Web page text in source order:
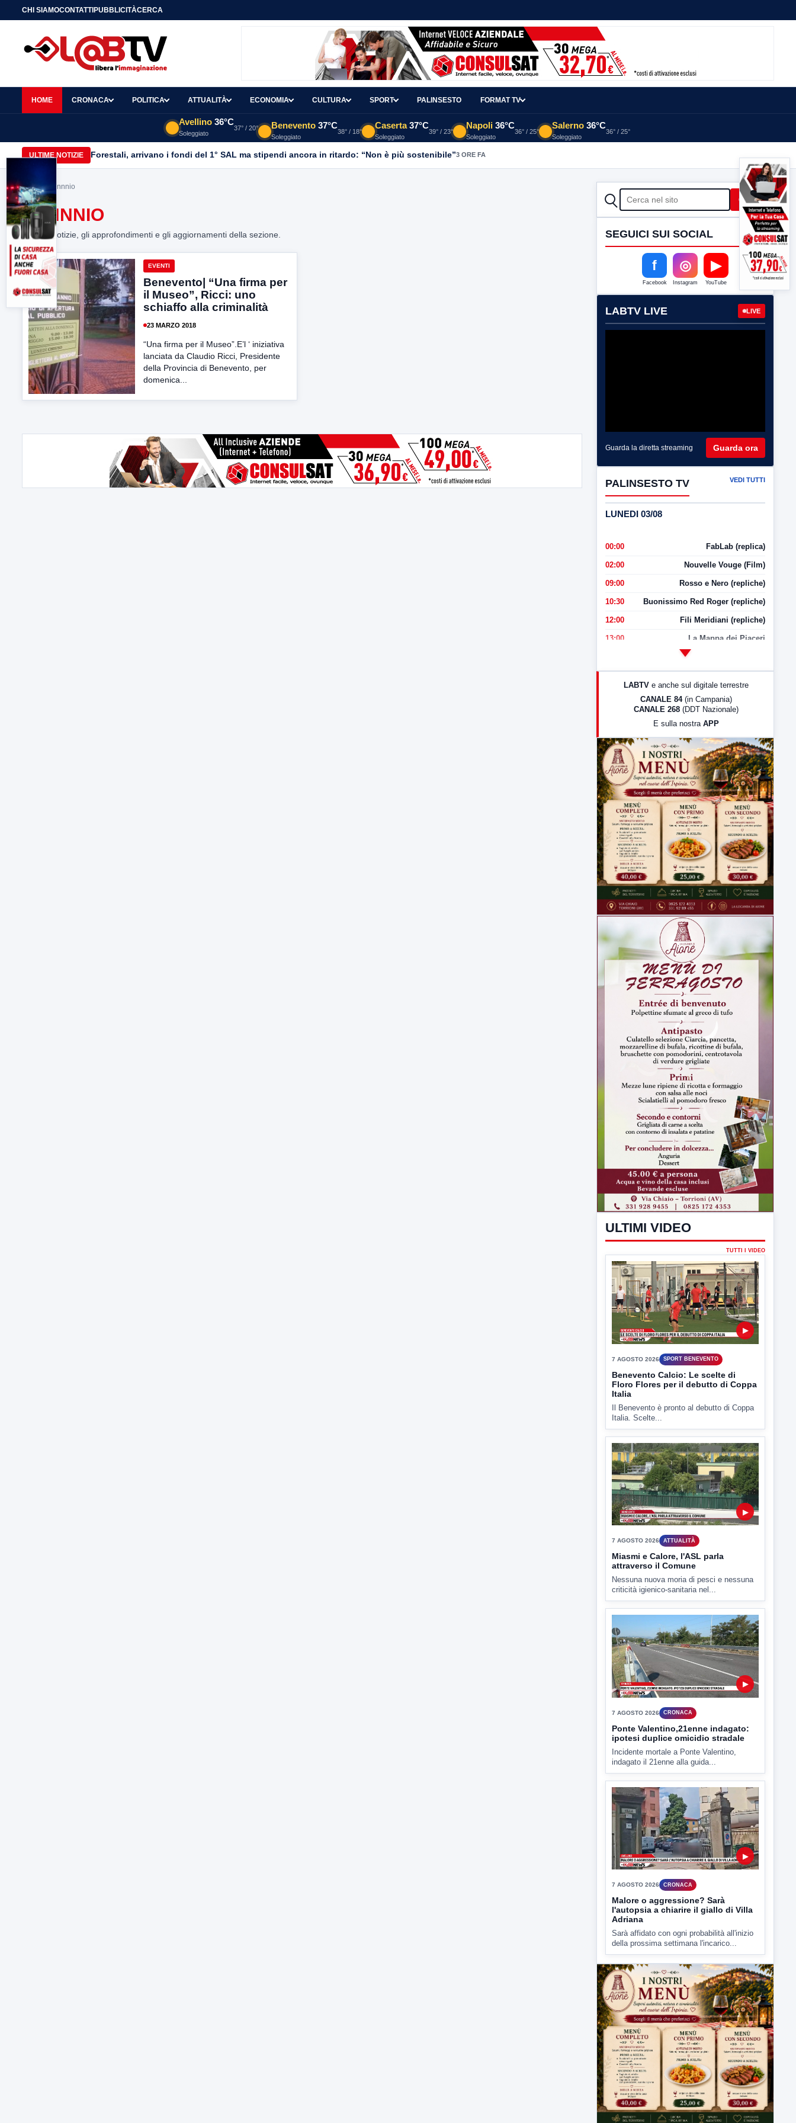
CHI SIAMOCONTATTIPUBBLICITÀCERCA
HOME CRONACA POLITICA ATTUALITÀ ECONOMIA CULTURA SPORT PALINSESTO FORMAT TV
Avellino 36°C
Soleggiato
37° / 20° Benevento 37°C
Soleggiato
38° / 18°
Caserta 37°C
Soleggiato
39° / 23°
Napoli 36°C
Soleggiato
36° / 25°
Salerno 36°C
Soleggiato
36° / 25°
ULTIME NOTIZIE Forestali, arrivano i fondi del 1° SAL ma stipendi ancora in ritardo: “Non è più sostenibile”3 ORE FA
Home> sannnio
SANNNIO
Tutte le notizie, gli approfondimenti e gli aggiornamenti della sezione.
EVENTI
Benevento| “Una firma per
il Museo”, Ricci: uno
schiaffo alla criminalità
23 MARZO 2018
“Una firma per il Museo”.E’l ‘ iniziativa
lanciata da Claudio Ricci, Presidente
della Provincia di Benevento, per
domenica...
CERCA Cerca
SEGUICI SUI SOCIAL
f
Facebook
◎
Instagram
▶
YouTube
LABTV LIVE LIVE
Guarda la diretta streaming Guarda ora
PALINSESTO TV VEDI TUTTI
LUNEDI 03/08
00:00 FabLab (replica)
02:00 Nouvelle Vouge (Film)
09:00 Rosso e Nero (repliche)
10:30 Buonissimo Red Roger (repliche)
12:00 Fili Meridiani (repliche)
13:00 La Mappa dei Piaceri
LabNews (Diretta)
23:00 LabNews (replica)
LABTV e anche sul digitale terrestre
CANALE 84 (in Campania)
CANALE 268 (DDT Nazionale)
E sulla nostra APP
ULTIMI VIDEO
▶
7 AGOSTO 2026 SPORT BENEVENTO
Benevento Calcio: Le scelte di
Floro Flores per il debutto di Coppa
Italia
Il Benevento è pronto al debutto di Coppa
Italia. Scelte...
▶
7 AGOSTO 2026 ATTUALITÀ
Miasmi e Calore, l'ASL parla
attraverso il Comune
Nessuna nuova moria di pesci e nessuna
criticità igienico-sanitaria nel...
▶
7 AGOSTO 2026 CRONACA
Ponte Valentino,21enne indagato:
ipotesi duplice omicidio stradale
Incidente mortale a Ponte Valentino,
indagato il 21enne alla guida...
▶
7 AGOSTO 2026 CRONACA
Malore o aggressione? Sarà
l'autopsia a chiarire il giallo di Villa
Adriana
Sarà affidato con ogni probabilità all'inizio
della prossima settimana l'incarico...